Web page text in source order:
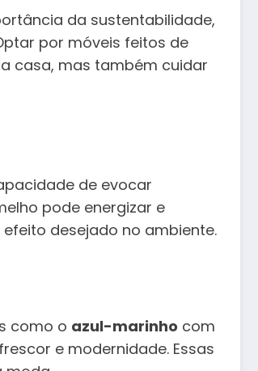
da sustentabilidade,
por móveis feitos de
casa, mas também cuidar
de evocar
pode energizar e
desejado no ambiente.
como o azul-marinho com
e modernidade. Essas